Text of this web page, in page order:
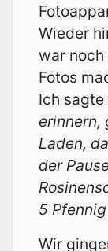
Wieder
war
Fotos
Ich sagte
erinnern,
Laden,
der
5
Wir